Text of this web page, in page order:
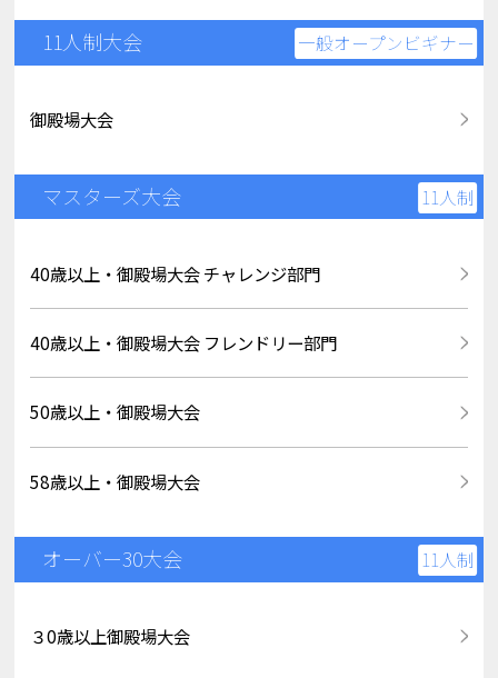
11人制大会 一般オープンビギナー
御殿場大会
マスターズ大会 11人制
40歳以上・御殿場大会 チャレンジ部門
40歳以上・御殿場大会 フレンドリー部門
50歳以上・御殿場大会
58歳以上・御殿場大会
オーバー30大会 11人制
３0歳以上御殿場大会